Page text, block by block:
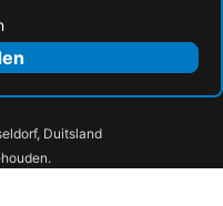
Duitsland